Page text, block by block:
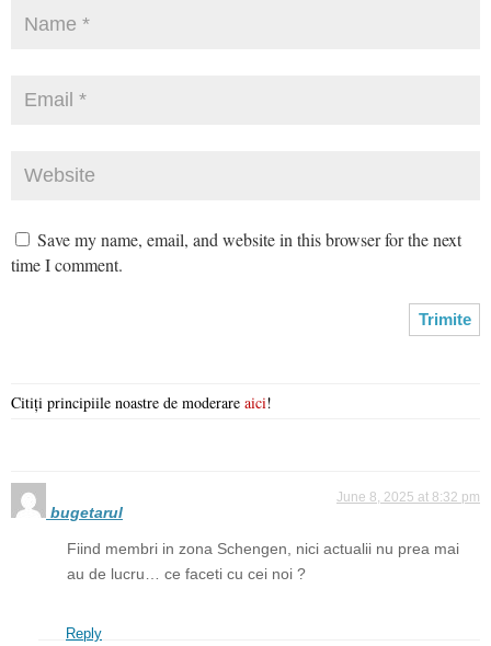
Save my name, email, and website in this browser for the next
time I comment.
Citiți principiile noastre de moderare aici!
bugetarul
June 8, 2025 at 8:32 pm
Fiind membri in zona Schengen, nici actualii nu prea mai
au de lucru… ce faceti cu cei noi ?
Reply